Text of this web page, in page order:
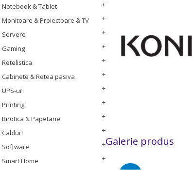
Notebook & Tablet
Monitoare & Proiectoare & TV
Servere
Gaming
Retelistica
Cabinete & Retea pasiva
UPS-uri
Printing
Birotica & Papetarie
Cabluri
Software
Smart Home
Galerie produs